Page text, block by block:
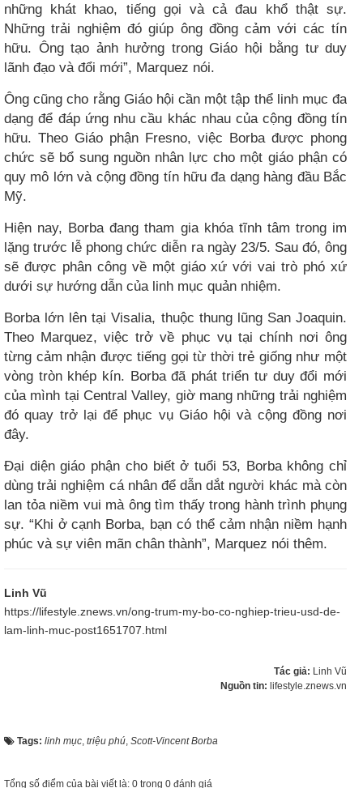
những khát khao, tiếng gọi và cả đau khổ thật sự.
Những trải nghiệm đó giúp ông đồng cảm với các tín
hữu. Ông tạo ảnh hưởng trong Giáo hội bằng tư duy
lãnh đạo và đổi mới”, Marquez nói.
Ông cũng cho rằng Giáo hội cần một tập thể linh mục đa
dạng để đáp ứng nhu cầu khác nhau của cộng đồng tín
hữu. Theo Giáo phận Fresno, việc Borba được phong
chức sẽ bổ sung nguồn nhân lực cho một giáo phận có
quy mô lớn và cộng đồng tín hữu đa dạng hàng đầu Bắc
Mỹ.
Hiện nay, Borba đang tham gia khóa tĩnh tâm trong im
lặng trước lễ phong chức diễn ra ngày 23/5. Sau đó, ông
sẽ được phân công về một giáo xứ với vai trò phó xứ
dưới sự hướng dẫn của linh mục quản nhiệm.
Borba lớn lên tại Visalia, thuộc thung lũng San Joaquin.
Theo Marquez, việc trở về phục vụ tại chính nơi ông
từng cảm nhận được tiếng gọi từ thời trẻ giống như một
vòng tròn khép kín. Borba đã phát triển tư duy đổi mới
của mình tại Central Valley, giờ mang những trải nghiệm
đó quay trở lại để phục vụ Giáo hội và cộng đồng nơi
đây.
Đại diện giáo phận cho biết ở tuổi 53, Borba không chỉ
dùng trải nghiệm cá nhân để dẫn dắt người khác mà còn
lan tỏa niềm vui mà ông tìm thấy trong hành trình phụng
sự. “Khi ở cạnh Borba, bạn có thể cảm nhận niềm hạnh
phúc và sự viên mãn chân thành”, Marquez nói thêm.
Linh Vũ
https://lifestyle.znews.vn/ong-trum-my-bo-co-nghiep-trieu-usd-de-
lam-linh-muc-post1651707.html
Tác giả: Linh Vũ
Nguồn tin: lifestyle.znews.vn
Tags: linh mục, triệu phú, Scott-Vincent Borba
Tổng số điểm của bài viết là: 0 trong 0 đánh giá